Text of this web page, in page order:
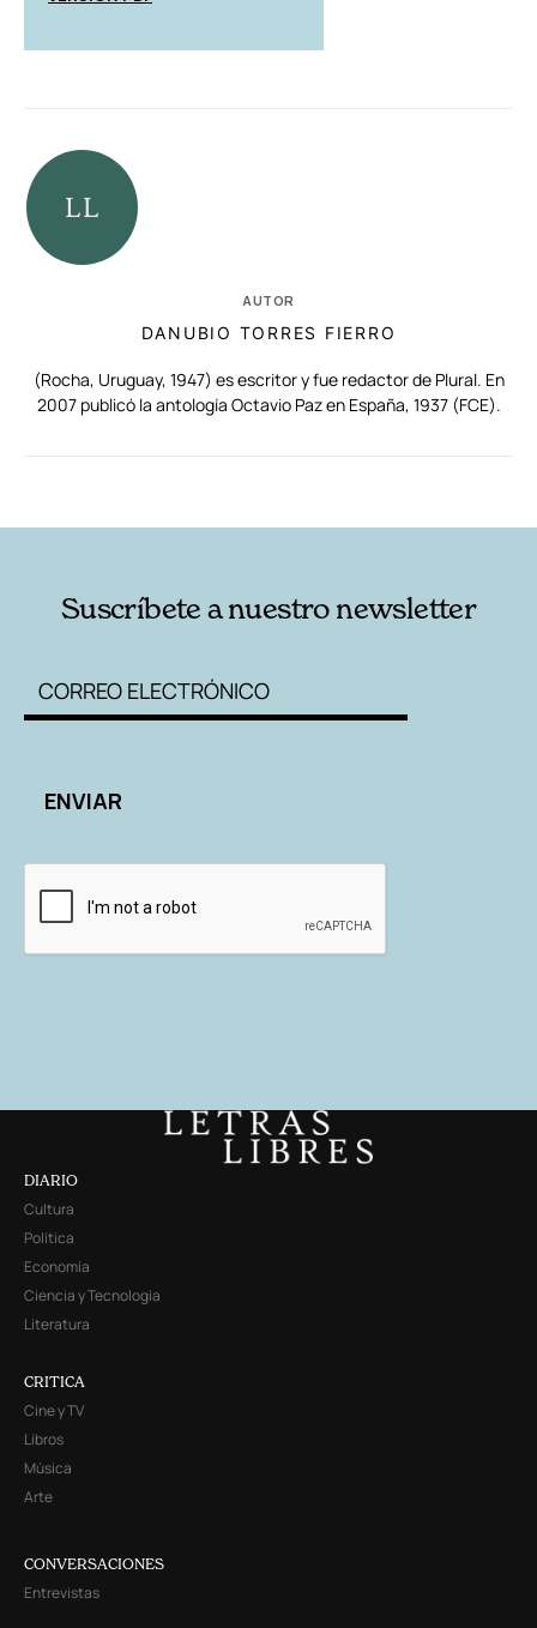
AUTOR
DANUBIO TORRES FIERRO
(Rocha, Uruguay, 1947) es escritor y fue redactor de Plural. En
2007 publicó la antología Octavio Paz en España, 1937 (FCE).
Suscríbete a nuestro newsletter
DIARIO
Cultura
Política
Economía
Ciencia y Tecnología
Literatura
CRITICA
Cine y TV
Libros
Música
Arte
CONVERSACIONES
Entrevistas